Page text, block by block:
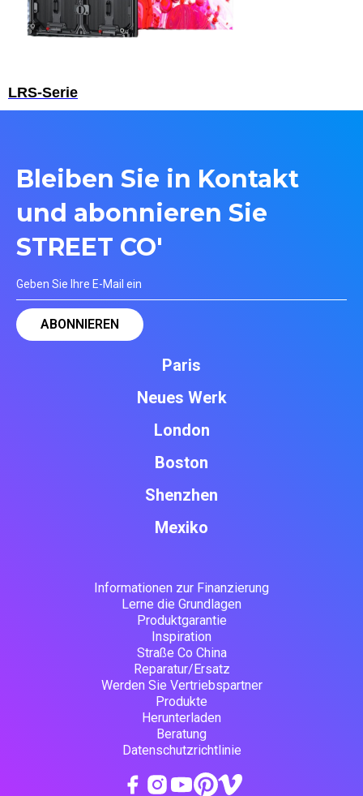
LRS-Serie
Bleiben Sie in Kontakt
und abonnieren Sie
STREET CO'
Paris
Neues Werk
London
Boston
Shenzhen
Mexiko
Informationen zur Finanzierung
Lerne die Grundlagen
Produktgarantie
Inspiration
Straße Co China
Reparatur/Ersatz
Werden Sie Vertriebspartner
Produkte
Herunterladen
Beratung
Datenschutzrichtlinie